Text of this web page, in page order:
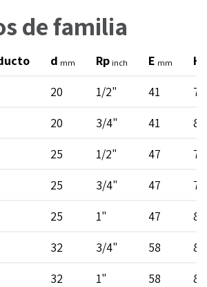
de familia
d mm Rp inch E mm H
20 1/2" 41
73
20 3/4" 41
80
25 1/2" 47
76
25 3/4" 47
78
25 1" 47
89
32 3/4" 58
86
32 1" 58
88